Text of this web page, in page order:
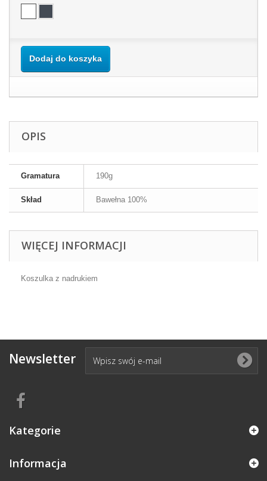
Dodaj do koszyka
OPIS
Gramatura 190g
Skład Bawełna 100%
WIĘCEJ INFORMACJI
Koszulka z nadrukiem
Newsletter
Kategorie
Informacja